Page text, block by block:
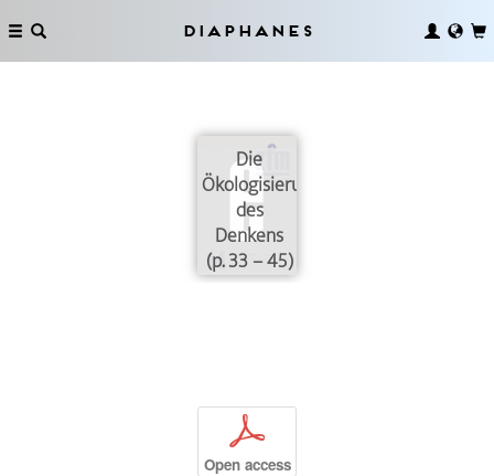
Diaphanes
Die
Ökologisierung
des
Denkens
(p. 33 – 45)
p
Open access